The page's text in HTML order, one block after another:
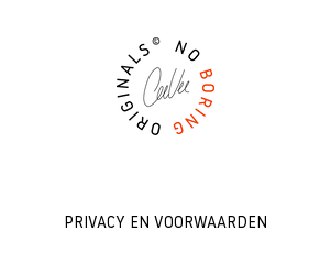
PRIVACY EN VOORWAARDEN